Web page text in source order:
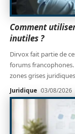
Comment
inutiles ?
Dirvox fait partie de
forums
zones grises
Juridique 03/08/2026